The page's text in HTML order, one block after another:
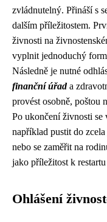
zvládnutelný. Přináší s
dalším příležitostem.
živnosti na
vyplnit jednoduchý
Následně je nutné
finanční úřada
provést osobně, poštou
Po ukončení živnosti se
například pustit do
nebo se zaměřit na
jako příležitost k
Ohlášení